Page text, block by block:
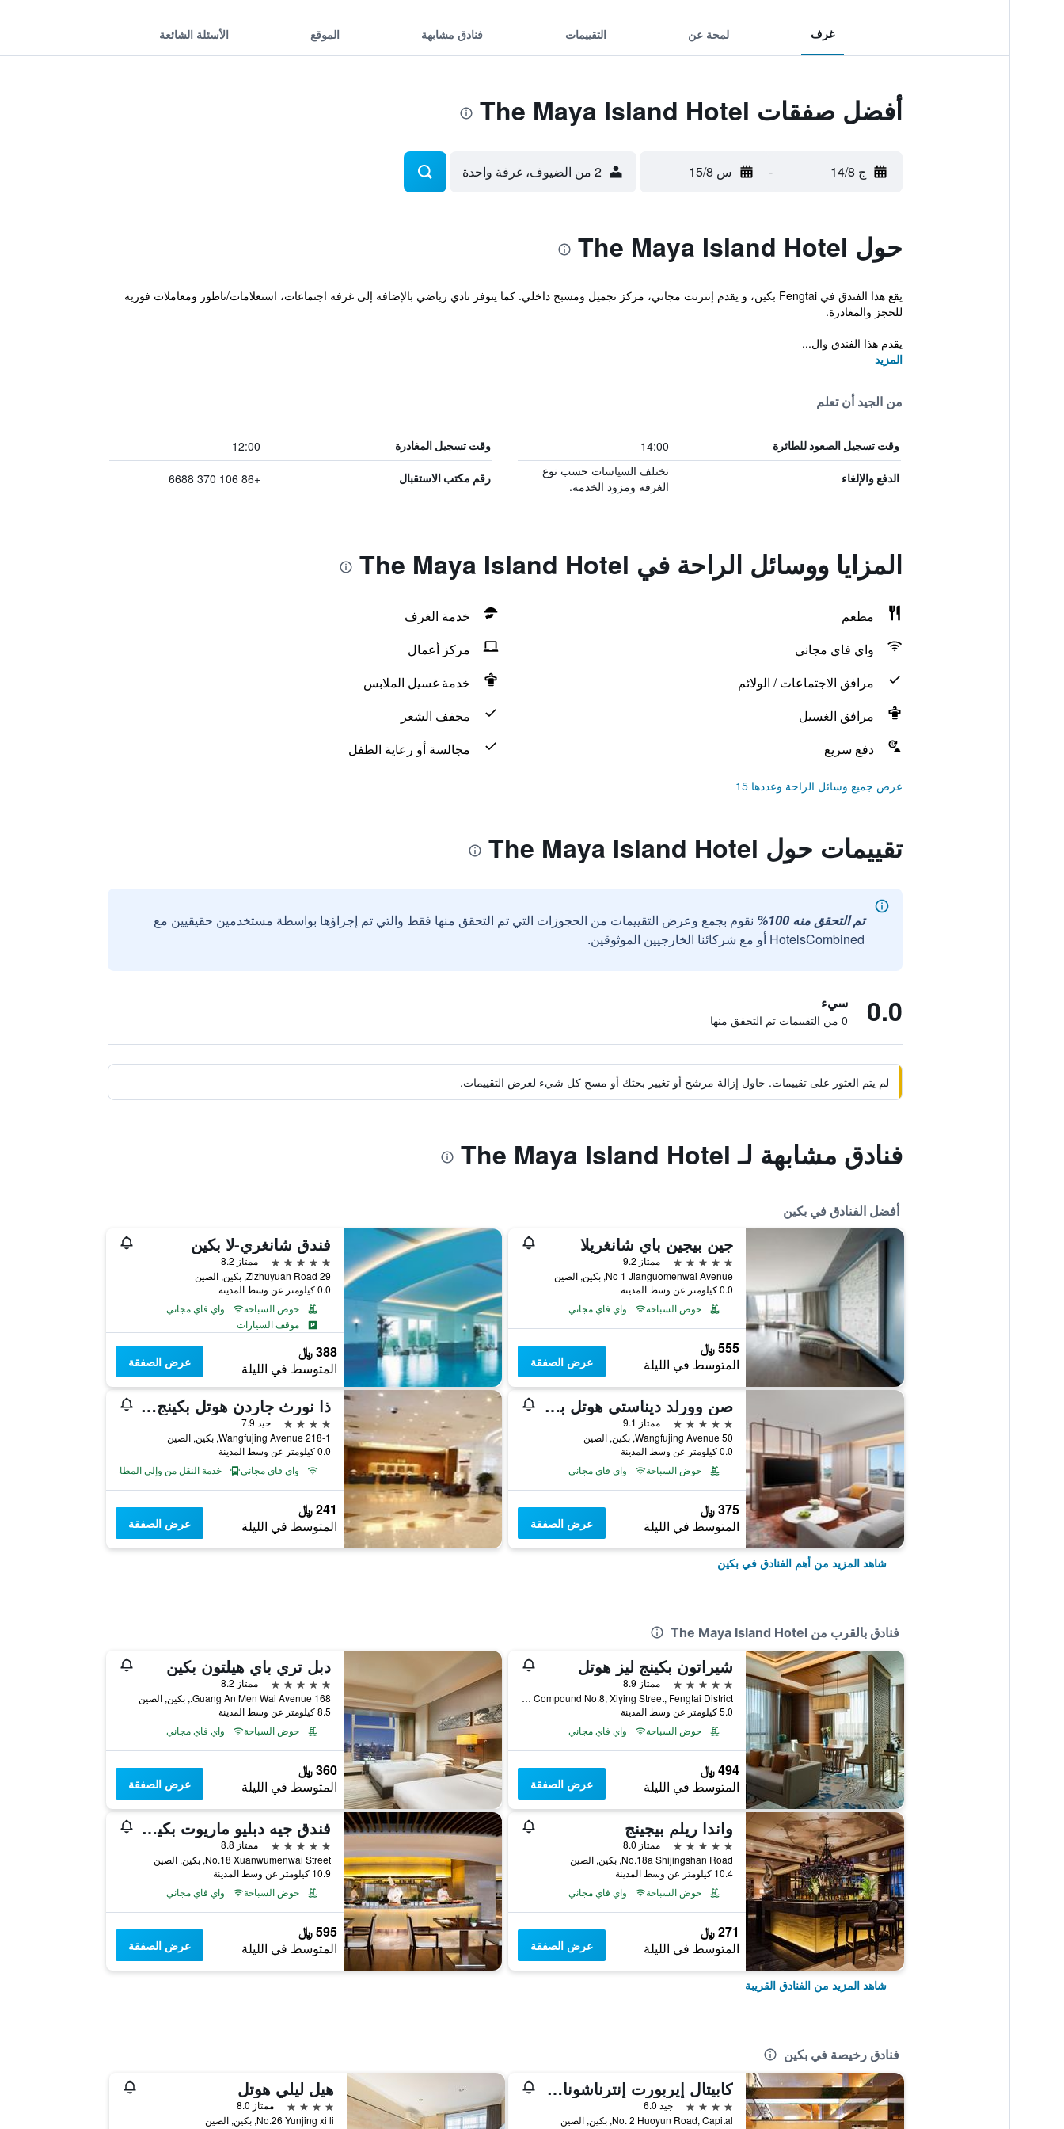
غرف لمحة عن التقييمات فنادق مشابهة الموقع الأسئلة الشائعة
أفضل صفقات The Maya Island Hotel
ج 14/8 - س 15/8 2 من الضيوف، غرفة واحدة
حول The Maya Island Hotel
يقع هذا الفندق في Fengtai بكين، و يقدم إنترنت مجاني، مركز تجميل ومسبح داخلي. كما يتوفر نادي رياضي بالإضافة إلى غرفة اجتماعات، استعلامات/ناطور ومعاملات فورية
للحجز والمغادرة.
يقدم هذا الفندق وال...
المزيد
من الجيد أن تعلم
وقت تسجيل الصعود للطائرة 14:00 وقت تسجيل المغادرة 12:00
الدفع والإلغاء
تختلف السياسات حسب نوع
الغرفة ومزود الخدمة.
رقم مكتب الاستقبال +86 106 370 6688
المزايا ووسائل الراحة في The Maya Island Hotel
مطعم
خدمة الغرف
واي فاي مجاني
مركز أعمال
مرافق الاجتماعات / الولائم
خدمة غسيل الملابس
مرافق الغسيل
مجفف الشعر
دفع سريع
مجالسة أو رعاية الطفل
عرض جميع وسائل الراحة وعددها 15
تقييمات حول The Maya Island Hotel
تم التحقق منه 100%
نقوم بجمع وعرض التقييمات من الحجوزات التي تم التحقق منها فقط والتي تم إجراؤها بواسطة مستخدمين حقيقيين مع
HotelsCombined أو مع شركائنا الخارجيين الموثوقين.
0.0 سيء
0 من التقييمات تم التحقق منها
لم يتم العثور على تقييمات. حاول إزالة مرشح أو تغيير بحثك أو مسح كل شيء لعرض التقييمات.
فنادق مشابهة لـ The Maya Island Hotel
أفضل الفنادق في بكين
جين بيجين باي شانغريلا
5 نجوم
ممتاز 9.2
No 1 Jianguomenwai Avenue, بكين, الصين
0.0 كيلومتر عن وسط المدينة
حوض السباحة
واي فاي مجاني
555 ﷼
المتوسط في الليلة عرض الصفقة
فندق شانغري-لا بكين
5 نجوم
ممتاز 8.2
29 Zizhuyuan Road, بكين, الصين
0.0 كيلومتر عن وسط المدينة
حوض السباحة
واي فاي مجاني
موقف السيارات
388 ﷼
المتوسط في الليلة عرض الصفقة
صن وورلد ديناستي هوتل بكين وانج فوجينج
5 نجوم
ممتاز 9.1
50 Wangfujing Avenue, بكين, الصين
0.0 كيلومتر عن وسط المدينة
حوض السباحة
واي فاي مجاني
375 ﷼
المتوسط في الليلة عرض الصفقة
ذا نورث جاردن هوتل بكينج وانج فو جينج
4 نجوم
جيد 7.9
218-1 Wangfujing Avenue, بكين, الصين
0.0 كيلومتر عن وسط المدينة
واي فاي مجاني
خدمة النقل من وإلى المطار
241 ﷼
المتوسط في الليلة عرض الصفقة
شاهد المزيد من أهم الفنادق في بكين
فنادق بالقرب من The Maya Island Hotel
شيراتون بكينج ليز هوتل
5 نجوم
ممتاز 8.9
Building No.1, Compound No.8, Xiying Street, Fengtai District, بكين, الصين
5.0 كيلومتر عن وسط المدينة
حوض السباحة
واي فاي مجاني
494 ﷼
المتوسط في الليلة عرض الصفقة
دبل تري باي هيلتون بكين
5 نجوم
ممتاز 8.2
168 Guang An Men Wai Avenue., بكين, الصين
8.5 كيلومتر عن وسط المدينة
حوض السباحة
واي فاي مجاني
360 ﷼
المتوسط في الليلة عرض الصفقة
واندا ريلم بيجينج
5 نجوم
ممتاز 8.0
No.18a Shijingshan Road, بكين, الصين
10.4 كيلومتر عن وسط المدينة
حوض السباحة
واي فاي مجاني
271 ﷼
المتوسط في الليلة عرض الصفقة
فندق جيه دبليو ماريوت بكين سنترال
5 نجوم
ممتاز 8.8
No.18 Xuanwumenwai Street, بكين, الصين
10.9 كيلومتر عن وسط المدينة
حوض السباحة
واي فاي مجاني
595 ﷼
المتوسط في الليلة عرض الصفقة
شاهد المزيد من الفنادق القريبة
فنادق رخيصة في بكين
كابيتال إيربورت إنترناشونال هوتل
4 نجوم
جيد 6.0
No. 2 Huoyun Road, Capital, بكين, الصين
هيل ليلي هوتل
4 نجوم
ممتاز 8.0
No.26 Yunjing xi li, بكين, الصين